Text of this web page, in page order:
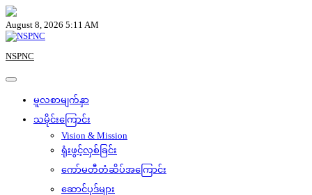
Skip
to
content
August 8, 2026 5:11 AM
NSPNC
မူလစာမျက်နှာ
သမိုင်းကြောင်း
Vision & Mission
ရုံးဖွင့်လှစ်ခြင်း
ကော်မတီတံဆိပ်အကြောင်း
ဆောင်ပုဒ်များ